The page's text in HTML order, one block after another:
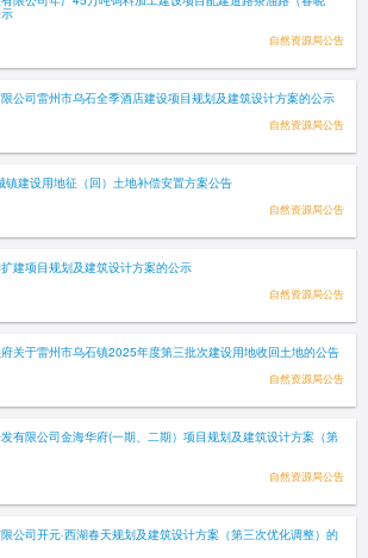
自然资源局公告
公司雷州市乌石全季酒店建设项目规划及建筑设计方案的公示
自然资源局公告
建设用地征（回）土地补偿安置方案公告
自然资源局公告
建项目规划及建筑设计方案的公示
自然资源局公告
府关于雷州市乌石镇2025年度第三批次建设用地收回土地的公告
自然资源局公告
有限公司金海华府(一期、二期）项目规划及建筑设计方案（第
自然资源局公告
公司开元·西湖春天规划及建筑设计方案（第三次优化调整）的